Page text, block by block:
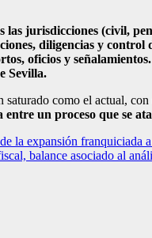
las jurisdicciones (civil,
diligencias y control
oficios y señalamientos.
Sevilla.
como el actual,
un proceso que se
la expansión franquiciada
balance asociado al